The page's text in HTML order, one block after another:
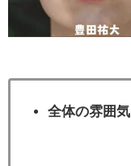
全体の雰囲気